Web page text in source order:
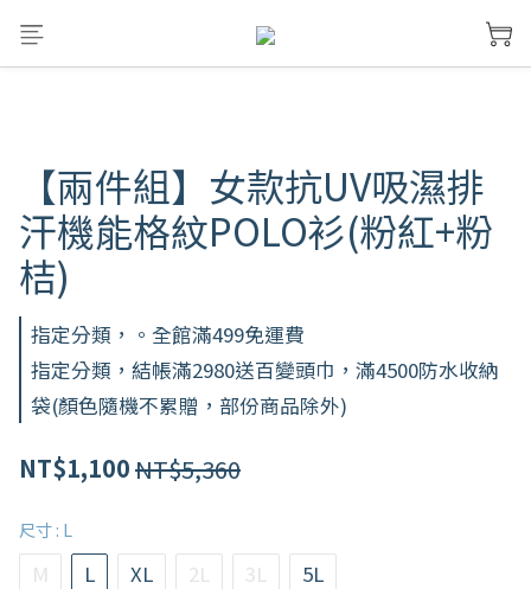
【兩件組】女款抗UV吸濕排
汗機能格紋POLO衫(粉紅+粉
桔)
指定分類，。全館滿499免運費
指定分類，結帳滿2980送百變頭巾，滿4500防水收納
袋(顏色隨機不累贈，部份商品除外)
NT$1,100NT$5,360
尺寸: L
M L XL 2L 3L 5L